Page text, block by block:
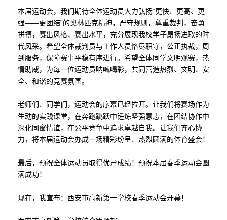
本届运动会，我们期待全体运动员大力弘扬“更快、更高、更
强——更团结”的奥林匹克精神，严守规则，尊重裁判，奋勇
拼搏，赛出风格、赛出水平，充分展现我校学子昂扬进取的时
代风采。希望全体裁判员与工作人员恪尽职守，公正执裁，周
到服务，保障赛事平稳有序进行。希望全体同学文明观赛，热
情助威，为每一位运动员呐喊喝彩，共同营造热烈、文明、安
全、和谐的竞赛氛围。
老师们、同学们，运动会的序幕已经拉开。让我们将赛场作为
生动的实践课堂，在奔跑跳跃中锤炼坚强意志，在团结协作中
深化同窗情谊，在公平竞争中追求卓越自我。让我们齐心协
力，将本届运动会办成一场精彩纷呈、热烈圆满的体育盛会！
最后，预祝全体运动员取得优异成绩！预祝本届春季运动会圆
满成功！
现在，我宣布：西安市高新第一学校春季运动会开幕！